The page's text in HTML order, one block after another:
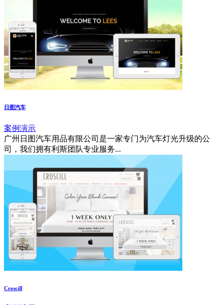
日图汽车
案例演示
广州日图汽车用品有限公司是一家专门为汽车灯光升级的公
司，我们拥有利斯团队专业服务...
Croscill